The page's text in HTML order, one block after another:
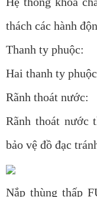
thách các hành
Thanh ty phuộc:
Hai thanh ty
Rãnh thoát nước:
Rãnh thoát nước
bảo vệ đồ đạc
Nắp thùng thấp